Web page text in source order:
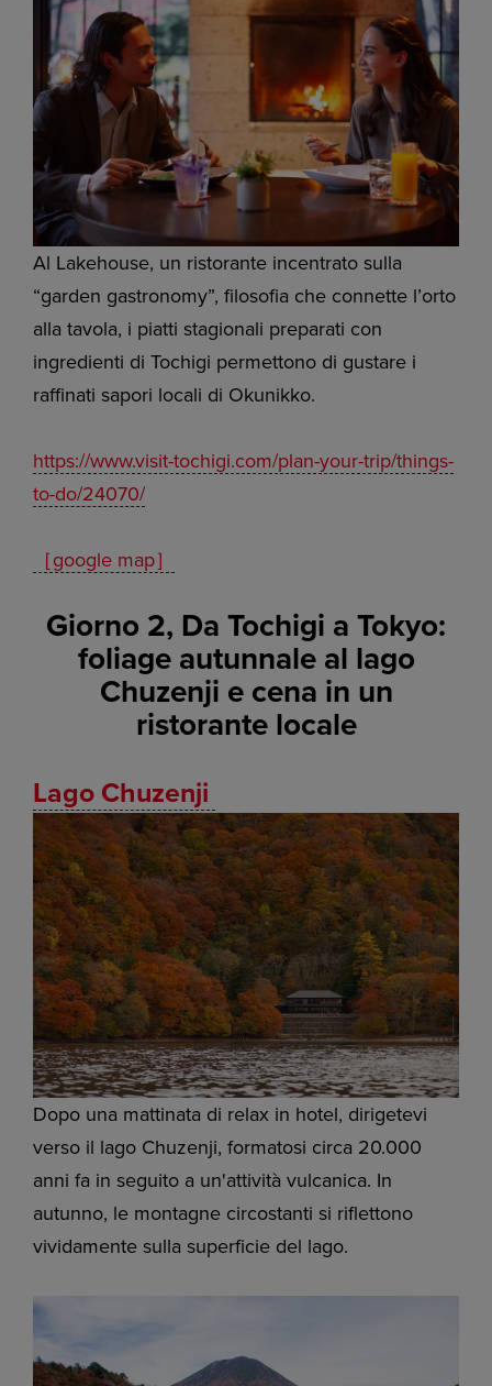
Al Lakehouse, un ristorante incentrato sulla
“garden gastronomy”, filosofia che connette l’orto
alla tavola, i piatti stagionali preparati con
ingredienti di Tochigi permettono di gustare i
raffinati sapori locali di Okunikko.
https://www.visit-tochigi.com/plan-your-trip/things-
to-do/24070/
［google map］
Giorno 2, Da Tochigi a Tokyo:
foliage autunnale al lago
Chuzenji e cena in un
ristorante locale
Lago Chuzenji
Dopo una mattinata di relax in hotel, dirigetevi
verso il lago Chuzenji, formatosi circa 20.000
anni fa in seguito a un'attività vulcanica. In
autunno, le montagne circostanti si riflettono
vividamente sulla superficie del lago.